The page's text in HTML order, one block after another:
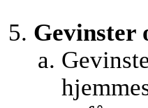
Gevinster